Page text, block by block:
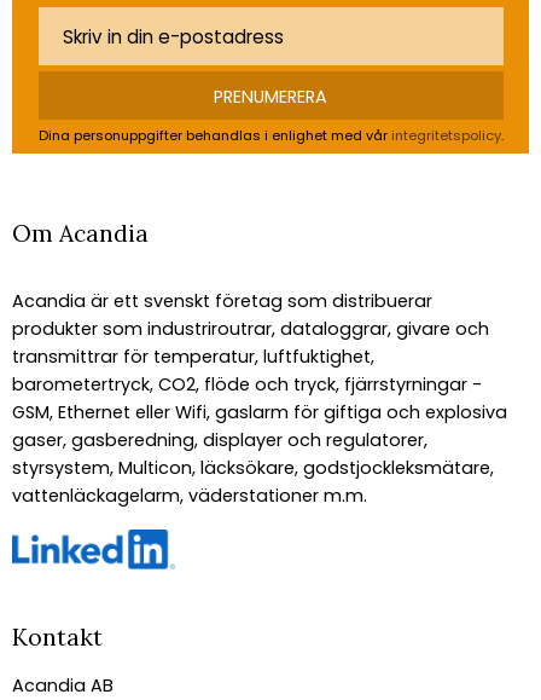
PRENUMERERA
Dina personuppgifter behandlas i enlighet med vår integritetspolicy.
Om Acandia
Acandia är ett svenskt företag som distribuerar
produkter som industriroutrar, dataloggrar, givare och
transmittrar för temperatur, luftfuktighet,
barometertryck, CO2, flöde och tryck, fjärrstyrningar -
GSM, Ethernet eller Wifi, gaslarm för giftiga och explosiva
gaser, gasberedning, displayer och regulatorer,
styrsystem, Multicon, läcksökare, godstjockleksmätare,
vattenläckagelarm, väderstationer m.m.
Kontakt
Acandia AB